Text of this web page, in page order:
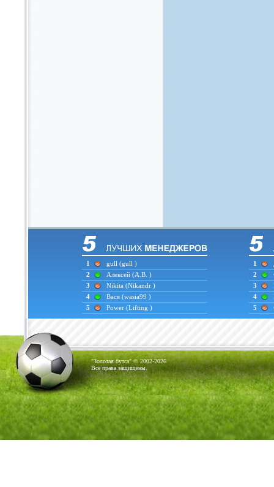
1 gull (gull )
2
Алексей (А.В. )
3
Nikita (Nikandr )
4
Вася (wasia99 )
5
Power (Lifting )
1
2
3
4
5
"Золотая бутса" © 2002-2026
Все права защищены.